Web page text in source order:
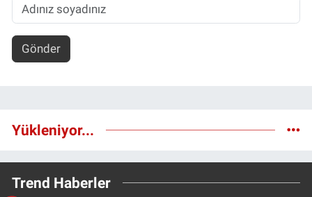
Gönder
Yükleniyor...
Trend Haberler